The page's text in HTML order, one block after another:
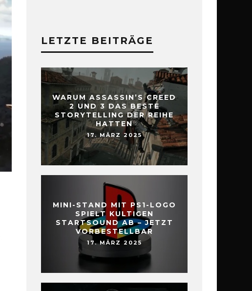
LETZTE BEITRÄGE
WARUM ASSASSIN’S CREED
2 UND 3 DAS BESTE
STORYTELLING DER REIHE
HATTEN
17. MÄRZ 2025
MINI-STAND MIT PS1-LOGO
SPIELT KULTIGEN
STARTSOUND AB – JETZT
VORBESTELLBAR
17. MÄRZ 2025